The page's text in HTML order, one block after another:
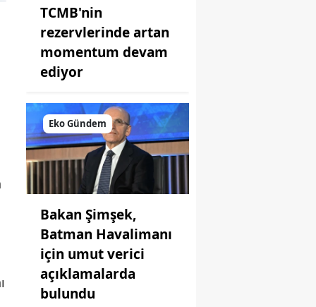
TCMB'nin
rezervlerinde artan
momentum devam
ediyor
Eko Gündem
Bakan Şimşek,
Batman Havalimanı
için umut verici
açıklamalarda
bulundu